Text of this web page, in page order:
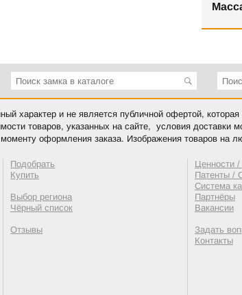
характер и не является публичной офертой,
товаров, указанных на сайте, условия
оформления заказа. Изображения товаров на
Подобрать
Купить
Выбор региона
Чёрный список
Отзывы
Ценности
Патенты /
Система
Партнёры
Вакансии
Задать
Контакты